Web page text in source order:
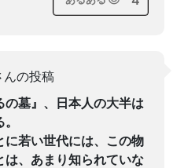
の投稿
墓』、日本人の大半は
若い世代には、この物
、あまり知られていな